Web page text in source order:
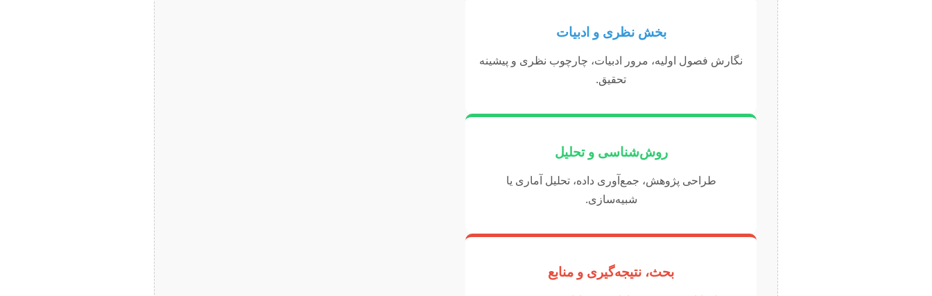
بخش نظری و ادبیات
نگارش فصول اولیه، مرور ادبیات، چارچوب نظری و پیشینه
تحقیق.
روش‌شناسی و تحلیل
طراحی پژوهش، جمع‌آوری داده، تحلیل آماری یا
شبیه‌سازی.
بحث، نتیجه‌گیری و منابع